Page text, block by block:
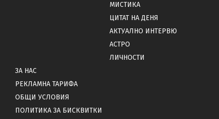
МИСТИКА
ЦИТАТ НА ДЕНЯ
АКТУАЛНО ИНТЕРВЮ
АСТРО
ЛИЧНОСТИ
ЗА НАС
РЕКЛАМНА ТАРИФА
ОБЩИ УСЛОВИЯ
ПОЛИТИКА ЗА БИСКВИТКИ